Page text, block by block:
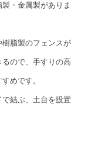
・金属製がありま
脂製のフェンスが
ので、手すりの高
めです。
結ぶ、土台を設置